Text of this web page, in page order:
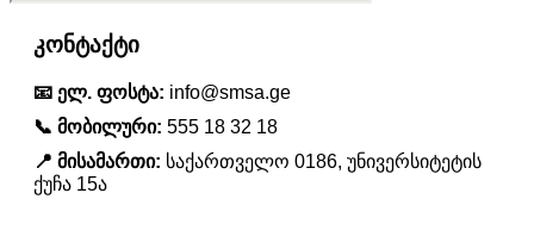
კონტაქტი
📧 ელ. ფოსტა: info@smsa.ge
📞 მობილური: 555 18 32 18
📍 მისამართი: საქართველო 0186, უნივერსიტეტის
ქუჩა 15ა